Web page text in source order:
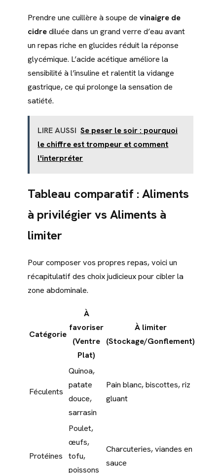
Prendre une cuillère à soupe de vinaigre de
cidrediluée dans un grand verre d’eau avant
un repas riche en glucides réduit la réponse
glycémique. L’acide acétique améliore la
sensibilité à l’insuline et ralentit la vidange
gastrique, ce qui prolonge la sensation de
satiété.
LIRE AUSSI Se peser le soir : pourquoi
le chiffre est trompeur et comment
l'interpréter
Tableau comparatif : Aliments
à privilégier vs Aliments à
limiter
Pour composer vos propres repas, voici un
récapitulatif des choix judicieux pour cibler la
zone abdominale.
Catégorie
À
favoriser
(Ventre
Plat)
À limiter
(Stockage/Gonflement)
Féculents
Quinoa,
patate
douce,
sarrasin
Pain blanc, biscottes, riz
gluant
Protéines
Poulet,
œufs,
tofu,
poissons
Charcuteries, viandes en
sauce